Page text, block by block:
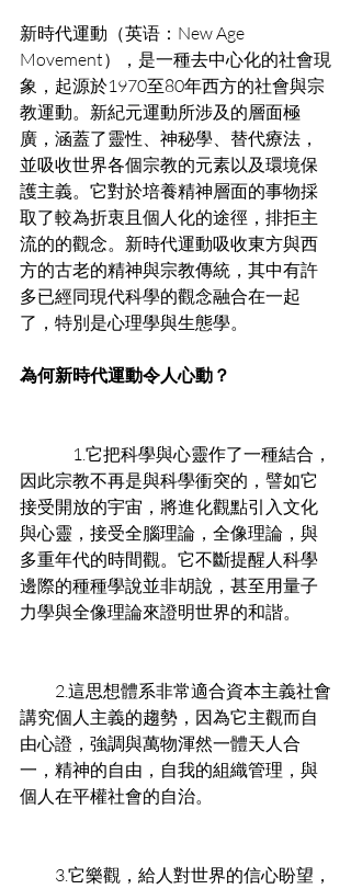
新時代運動（英语：New Age
Movement），是一種去中心化的社會現
象，起源於1970至80年西方的社會與宗
教運動。新紀元運動所涉及的層面極
廣，涵蓋了靈性、神秘學、替代療法，
並吸收世界各個宗教的元素以及環境保
護主義。它對於培養精神層面的事物採
取了較為折衷且個人化的途徑，排拒主
流的的觀念。新時代運動吸收東方與西
方的古老的精神與宗教傳統，其中有許
多已經同現代科學的觀念融合在一起
了，特別是心理學與生態學。
為何新時代運動令人心動？
1.它把科學與心靈作了一種結合，
因此宗教不再是與科學衝突的，譬如它
接受開放的宇宙，將進化觀點引入文化
與心靈，接受全腦理論，全像理論，與
多重年代的時間觀。它不斷提醒人科學
邊際的種種學說並非胡說，甚至用量子
力學與全像理論來證明世界的和諧。
2.這思想體系非常適合資本主義社會
講究個人主義的趨勢，因為它主觀而自
由心證，強調與萬物渾然一體天人合
一，精神的自由，自我的組織管理，與
個人在平權社會的自治。
3.它樂觀，給人對世界的信心盼望，